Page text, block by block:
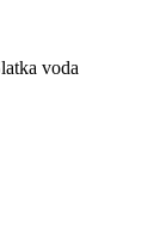
voda